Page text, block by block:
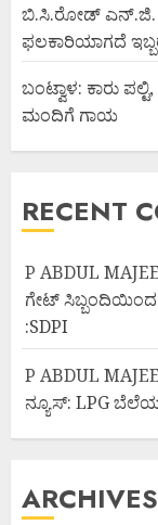
ಬಿ.ಸಿ.ರೋಡ್ ಎನ್.ಜಿ.
ಫಲಕಾರಿಯಾಗದೆ
ಬಂಟ್ವಾಳ: ಕಾರು
ಮಂದಿಗೆ ಗಾಯ
RECENT
P ABDUL
ಗೇಟ್ ಸಿಬ್ಬಂದಿಯಿಂದ
:SDPI
P ABDUL
ನ್ಯೂಸ್: LPG
ARCHIVES